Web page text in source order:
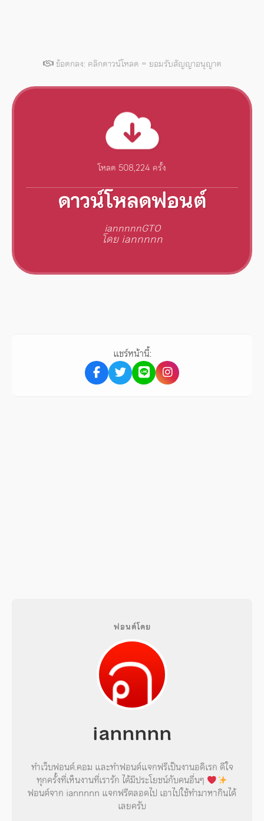
ข้อตกลง: คลิกดาวน์โหลด = ยอมรับสัญญาอนุญาต
โหลด 508,224 ครั้ง
ดาวน์โหลดฟอนต์
iannnnnGTO
โดย iannnnn
แชร์หน้านี้:
ฟอนต์โดย
iannnnn
ทำเว็บฟอนต์.คอม และทำฟอนต์แจกฟรีเป็นงานอดิเรก ดีใจ
ทุกครั้งที่เห็นงานที่เรารัก ได้มีประโยชน์กับคนอื่นๆ
ฟอนต์จาก iannnnn แจกฟรีตลอดไป เอาไปใช้ทำมาหากินได้
เลยครับ